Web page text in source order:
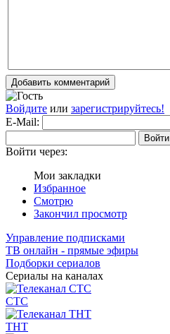
Добавить комментарий
Войдите или зарегистрируйтесь!
E-Mail:
Войти
Войти через:
Мои закладки
Избранное
Смотрю
Закончил просмотр
Управление подписками
ТВ онлайн - прямые эфиры
Подборки сериалов
Сериалы на каналах
СТС
ТНТ